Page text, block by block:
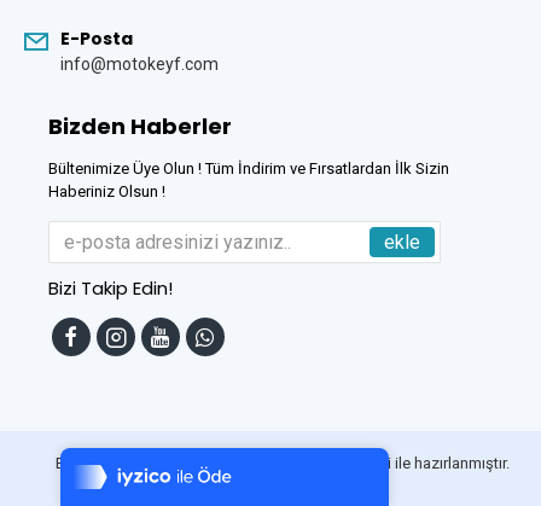
7/24 Canlı Destek
%100 Sorunsuz Alışveriş
E-Posta
info@motokeyf.com
Bizden Haberler
Bültenimize Üye Olun ! Tüm İndirim ve Fırsatlardan İlk Sizin
Haberiniz Olsun !
ekle
Bizi Takip Edin!
Bu Site DumanSoft Gelişmiş E-Ticaret sistemleri ile hazırlanmıştır.